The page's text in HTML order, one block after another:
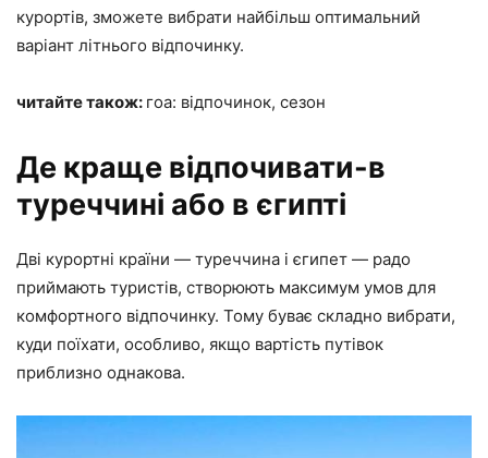
курортів, зможете вибрати найбільш оптимальний
варіант літнього відпочинку.
читайте також: гоа: відпочинок, сезон
Де краще відпочивати-в
туреччині або в єгипті
Дві курортні країни — туреччина і єгипет — радо
приймають туристів, створюють максимум умов для
комфортного відпочинку. Тому буває складно вибрати,
куди поїхати, особливо, якщо вартість путівок
приблизно однакова.